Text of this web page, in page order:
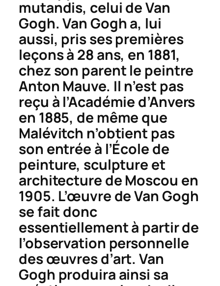
mutandis, celui de Van
Gogh. Van Gogh a, lui
aussi, pris ses premières
leçons à 28 ans, en 1881,
chez son parent le peintre
Anton Mauve. Il n’est pas
reçu à l’Académie d’Anvers
en 1885, de même que
Malévitch n’obtient pas
son entrée à l’École de
peinture, sculpture et
architecture de Moscou en
1905. L’œuvre de Van Gogh
se fait donc
essentiellement à partir de
l’observation personnelle
des œuvres d’art. Van
Gogh produira ainsi sa